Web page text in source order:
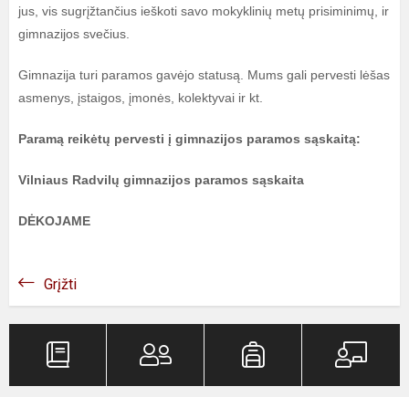
jus, vis sugrįžtančius ieškoti savo mokyklinių metų prisiminimų, ir
gimnazijos svečius.
Gimnazija turi paramos gavėjo statusą. Mums gali pervesti lėšas
asmenys, įstaigos, įmonės, kolektyvai ir kt.
Paramą reikėtų pervesti į gimnazijos paramos sąskaitą:
Vilniaus Radvilų gimnazijos paramos sąskaita
DĖKOJAME
Grįžti